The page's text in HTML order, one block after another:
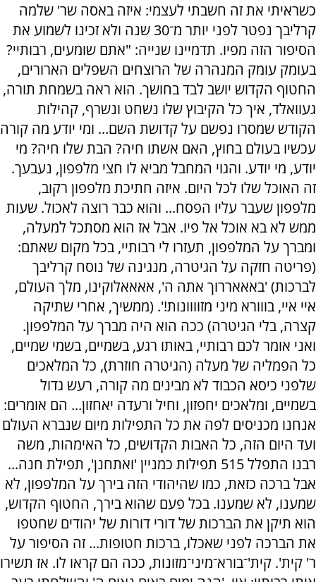
כשראיתי את זה חשבתי לעצמי: איזה באסה שר' שלמה
קרליבך נפטר לפני יותר מ־30 שנה ולא זכינו לשמוע את
הסיפור הזה מפיו. תדמיינו שנייה: "אתם שומעים, רבותיי?
בעומק עומק המנהרה של הרוצחים השפלים הארורים,
החטוף הקדוש יושב לבד בחושך. הוא ראה בשמחת תורה,
געוואלד, איך כל הקיבוץ שלו נשחט ונשרף, קהילות
הקודש שמסרו נפשם על קדושת השם... ומי יודע מה קורה
עכשיו בעולם בחוץ, האם אשתו חיה? הבת שלו חיה? מי
יודע, מי יודע. והגוי המחבל מביא לו חצי מלפפון, נעבעך.
זה האוכל שלו לכל היום. איזה חתיכת מלפפון רקוב,
מלפפון שעבר עליו הפסח... והוא כבר רוצה לאכול. שעות
ממש לא בא אוכל אל פיו. אבל אז הוא מסתכל למעלה,
ומברך על המלפפון, תעזרו לי רבותיי, בכל מקום שאתם:
(פריטה חזקה על הגיטרה, מנגינה של נוסח קרליבך
לברכות) 'באאאררוך אתה ה', אאאאלוקינו, מלך העולם,
איי איי, בווורא מיני מזוווונות!'. (ממשיך, אחרי שתיקה
קצרה, בלי הגיטרה) ככה הוא היה מברך על המלפפון.
ואני אומר לכם רבותיי, באותו רגע, בשמיים, בשמי שמיים,
כל הפמליה של מעלה (הגיטרה חוזרת), כל המלאכים
שלפני כיסא הכבוד לא מבינים מה קורה, רעש גדול
בשמיים, ומלאכים יחפזון, וחיל ורעדה יאחזון... הם אומרים:
אנחנו מכניסים לפה את כל התפילות מיום שנברא העולם
ועד היום הזה, כל האבות הקדושים, כל האימהות, משה
רבנו התפלל 515 תפילות כמניין 'ואתחנן', תפילת חנה...
אבל ברכה כזאת, כמו שהיהודי הזה בירך על המלפפון, לא
שמענו, לא שמענו. בכל פעם שהוא בירך, החטוף הקדוש,
הוא תיקן את הברכות של דורי דורות של יהודים שחטפו
את הברכה לפני שאכלו, ברכות חטופות... זה הסיפור על
ר' קית'. קית'־בורא־מיני־מזונות, ככה הם קראו לו. אז תשירו